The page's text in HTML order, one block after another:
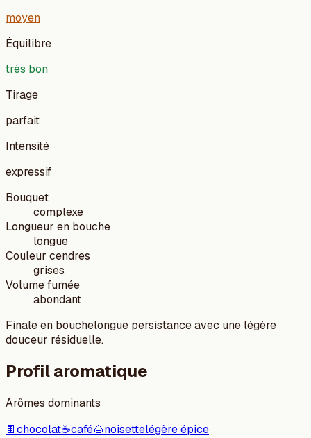
moyen
Équilibre
très bon
Tirage
parfait
Intensité
expressif
Bouquet
complexe
Longueur en bouche
longue
Couleur cendres
grises
Volume fumée
abondant
Finale en bouchelongue persistance avec une légère
douceur résiduelle.
Profil aromatique
Arômes dominants
🍫chocolat☕café🌰noisettelégère épice